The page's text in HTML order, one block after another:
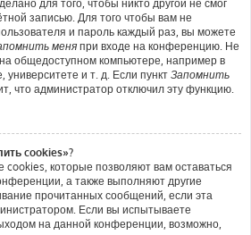
для того, чтобы никто другой не смог
записью. Для того чтобы вам не
и пароль каждый раз, вы можете
меня при входе на конференцию. Не
общедоступном компьютере, например в
университете и т. д. Если пункт Запомнить
что администратор отключил эту функцию.
cookies»?
которые позволяют вам оставаться
а также выполняют другие
прочитанных сообщений, если эта
Если вы испытываете
на данной конференции, возможно,